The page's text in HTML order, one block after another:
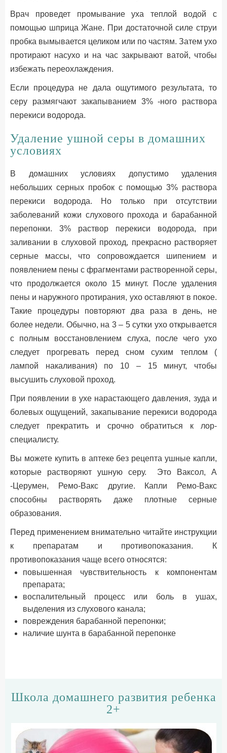
Врач проведет промывание уха теплой водой с
помощью шприца Жане. При достаточной силе струи
пробка вымывается целиком или по частям. Затем ухо
протирают насухо и на час закрывают ватой, чтобы
избежать переохлаждения.
Если процедура не дала ощутимого результата, то
серу размягчают закапыванием 3% -ного раствора
перекиси водорода.
Удаление ушной серы в домашних
условиях
В домашних условиях допустимо удаления
небольших серных пробок с помощью 3% раствора
перекиси водорода. Но только при отсутствии
заболеваний кожи слухового прохода и барабанной
перепонки. 3% раствор перекиси водорода, при
заливании в слуховой проход, прекрасно растворяет
серные массы, что сопровождается шипением и
появлением пены с фрагментами растворенной серы,
что продолжается около 15 минут. После удаления
пены и наружного протирания, ухо оставляют в покое.
Такие процедуры повторяют два раза в день, не
более недели. Обычно, на 3 – 5 сутки ухо открывается
с полным восстановлением слуха, после чего ухо
следует прогревать перед сном сухим теплом (
лампой накаливания) по 10 – 15 минут, чтобы
высушить слуховой проход.
При появлении в ухе нарастающего давления, зуда и
болевых ощущений, закапывание перекиси водорода
следует прекратить и срочно обратиться к лор-
специалисту.
Вы можете купить в аптеке без рецепта ушные капли,
которые растворяют ушную серу. Это Ваксол, А
-Церумен, Ремо-Вакс другие. Капли Ремо-Вакс
способны растворять даже плотные серные
образования.
Перед применением внимательно читайте инструкции
к препаратам и противопоказания. К
противопоказания чаще всего относятся:
повышенная чувствительность к компонентам
препарата;
воспалительный процесс или боль в ушах,
выделения из слухового канала;
повреждения барабанной перепонки;
наличие шунта в барабанной перепонке
Школа домашнего развития ребенка
2+